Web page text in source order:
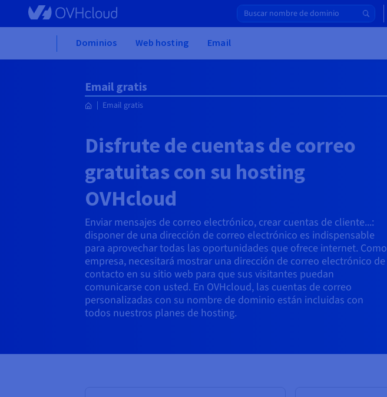
Skip to main content
Dominios Web hosting Email
Email gratis
Email gratis
Disfrute de cuentas de correo
gratuitas con su hosting
OVHcloud
Enviar mensajes de correo electrónico, crear cuentas de cliente...:
disponer de una dirección de correo electrónico es indispensable
para aprovechar todas las oportunidades que ofrece internet. Como
empresa, necesitará mostrar una dirección de correo electrónico de
contacto en su sitio web para que sus visitantes puedan
comunicarse con usted. En OVHcloud, las cuentas de correo
personalizadas con su nombre de dominio están incluidas con
todos nuestros planes de hosting.